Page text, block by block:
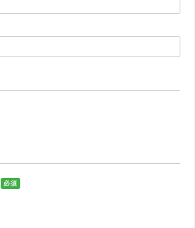
必須